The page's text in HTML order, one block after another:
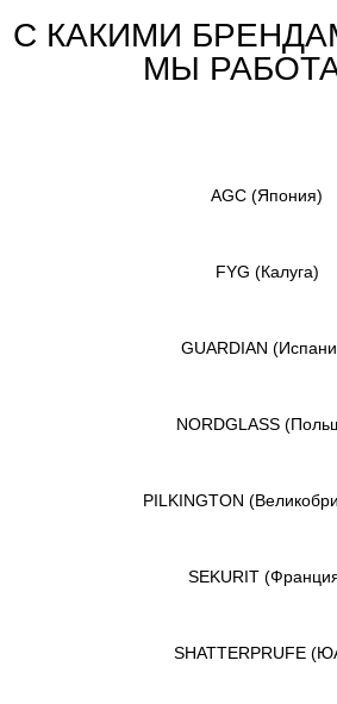
С КАКИМИ
МЫ
AGC (Япония)
FYG (Калуга)
GUARDIAN
NORDGLASS
PILKINGTON
SEKURIT
SHATTERPRUFE